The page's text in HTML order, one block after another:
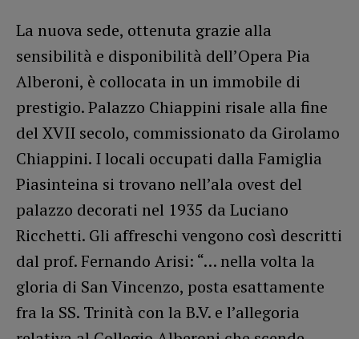
La nuova sede, ottenuta grazie alla
sensibilità e disponibilità dell’Opera Pia
Alberoni, è collocata in un immobile di
prestigio. Palazzo Chiappini risale alla fine
del XVII secolo, commissionato da Girolamo
Chiappini. I locali occupati dalla Famiglia
Piasinteina si trovano nell’ala ovest del
palazzo decorati nel 1935 da Luciano
Ricchetti. Gli affreschi vengono così descritti
dal prof. Fernando Arisi: “… nella volta la
gloria di San Vincenzo, posta esattamente
fra la SS. Trinità con la B.V. e l’allegoria